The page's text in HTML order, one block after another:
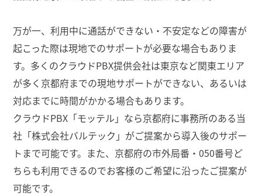
万が一、利用中に通話ができない・不安定などの障害が
起こった際は現地でのサポートが必要な場合もありま
す。多くのクラウドPBX提供会社は東京など関東エリア
が多く京都府までの現地サポートができない、あるいは
対応までに時間がかかる場合もあります。
クラウドPBX「モッテル」なら京都府に事務所のある当
社「株式会社バルテック」がご提案から導入後のサポー
トまで可能です。また、京都府の市外局番・050番号ど
ちらも利用できるのでお客様のご希望に沿ったご提案が
可能です。